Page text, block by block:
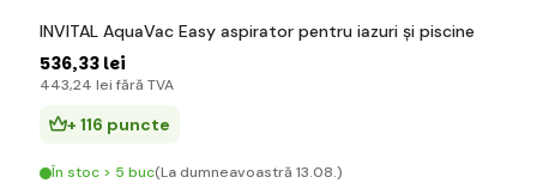
INVITAL AquaVac Easy aspirator pentru iazuri și piscine
536,33 lei
443,24 lei fără TVA
+ 116 puncte
În stoc > 5 buc(La dumneavoastră 13.08.)